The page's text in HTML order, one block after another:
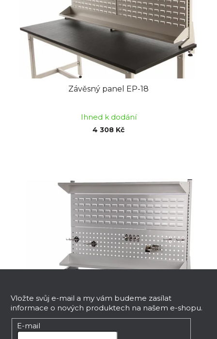
Závěsný panel EP-18
Ihned k dodání
4 308 Kč
Vložte svůj e-mail a my vám budeme zasílat
informace o nových produktech na našem e-shopu.
E-mail